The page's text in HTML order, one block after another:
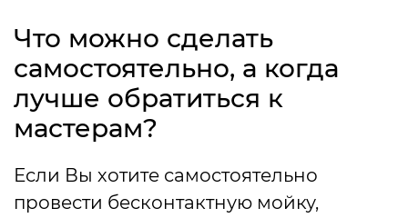
Что можно сделать
самостоятельно, а когда
лучше обратиться к
мастерам?
Если Вы хотите самостоятельно
провести бесконтактную мойку,